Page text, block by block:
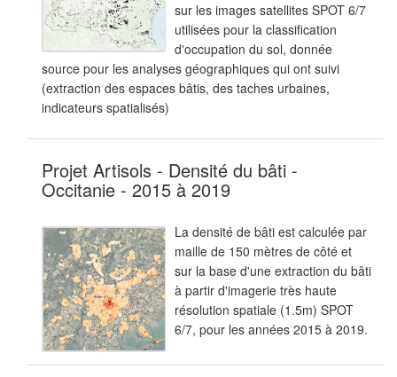
sur les images satellites SPOT 6/7
utilisées pour la classification
d'occupation du sol, donnée
source pour les analyses géographiques qui ont suivi
(extraction des espaces bâtis, des taches urbaines,
indicateurs spatialisés)
Projet Artisols - Densité du bâti -
Occitanie - 2015 à 2019
La densité de bâti est calculée par
maille de 150 mètres de côté et
sur la base d'une extraction du bâti
à partir d'imagerie très haute
résolution spatiale (1.5m) SPOT
6/7, pour les années 2015 à 2019.